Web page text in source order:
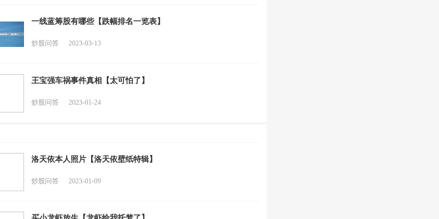
一线蓝筹股有哪些【跌幅排名一览表】
炒股问答 2023-03-13
王宝强车祸事件真相【太可怕了】
炒股问答 2023-01-24
洛天依本人照片【洛天依壁纸特辑】
炒股问答 2023-01-09